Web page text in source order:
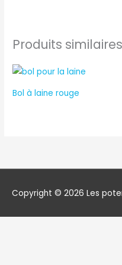
Produits similaires
Bol à laine rouge
Copyright © 2026 Les